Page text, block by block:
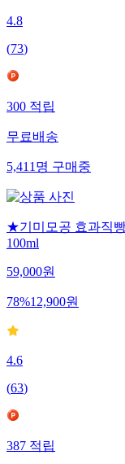
4.8
(73)
300적립
무료배송
5,411명구매중
★기미모공 효과직
100ml
59,000원
78%12,900원
4.6
(63)
387적립